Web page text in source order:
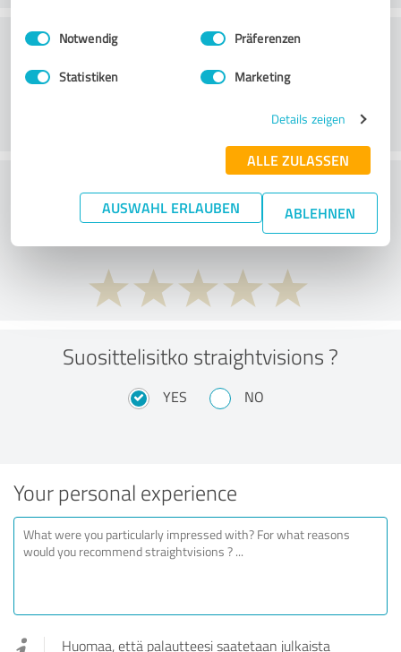
Impressum Datenschutzbestimmungen
Einwilligungsauswahl
Notwendig Präferenzen
Statistiken Marketing
Details zeigen
ALLE ZULASSEN
AUSWAHL ERLAUBEN ABLEHNEN
Asiakaspalvelu
What do you think of the price to
performance ratio?
Suosittelisitko straightvisions ?
YES NO
Your personal experience
Huomaa, että palautteesi saatetaan julkaista